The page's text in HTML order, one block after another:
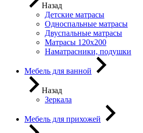
Назад
Детские матрасы
Односпальные матрасы
Двуспальные матрасы
Матрасы 120х200
Наматрасники, подушки
Мебель для ванной
Назад
Зеркала
Мебель для прихожей